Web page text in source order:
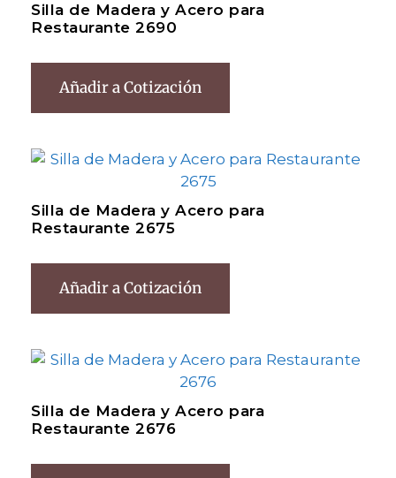
Silla de Madera y Acero para
Restaurante 2690
Añadir a Cotización
Silla de Madera y Acero para
Restaurante 2675
Añadir a Cotización
Silla de Madera y Acero para
Restaurante 2676